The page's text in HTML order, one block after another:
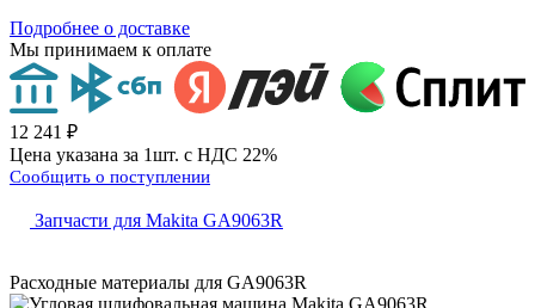
Подробнее о доставке
Мы принимаем к оплате
12 241 ₽
Цена указана за 1шт. с НДС 22%
Сообщить о поступлении
Запчасти для Makita GA9063R
Расходные материалы для GA9063R